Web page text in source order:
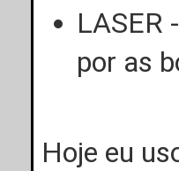
LASER
por as
Hoje eu